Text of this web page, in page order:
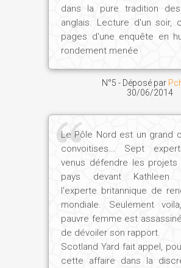
dans la pure tradition
anglais. Lecture d'un soir,
pages d'une enquête en
rondement menée
N°5 - Déposé par
30/06/2014
Le Pôle Nord est un grand
convoitises... Sept
venus défendre les projets
pays devant Kathleen
l'experte britannique de
mondiale. Seulement
pauvre femme est
de dévoiler son rapport.
Scotland Yard fait appel,
cette affaire dans la